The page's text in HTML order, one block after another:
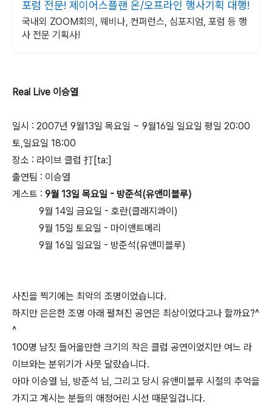
포럼 전문! 제이어스플랜 온/오프라인 행사기획 대행!
국내외 ZOOM회의, 웨비나, 컨퍼런스, 심포지엄, 포럼 등 행
사 전문 기획사!
Real Live 이승열
일시 : 2007년 9월13일 목요일 ~ 9월16일 일요일 평일 20:00
토,일요일 18:00
장소 : 라이브 클럽 打[ta:]
출연팀 : 이승열
게스트 : 9월 13일 목요일 - 방준석(유앤미블루)
9월 14일 금요일 - 호란(클래지콰이)
9월 15일 토요일 - 마이앤트메리
9월 16일 일요일 - 방준석(유앤미블루)
사진을 찍기에는 최악의 조명이었습니다.
하지만 은은한 조명 아래 펼쳐진 공연은 최상이었다고나 할까요?^
^
100명 남짓 들어올만한 크기의 작은 클럽 공연이었지만 여느 라
이브와는 분위기가 사뭇 달랐습니다.
아마 이승열 님, 방준석 님, 그리고 당시 유앤미블루 시절의 추억을
가지고 계시는 분들의 애정어린 시선 때문일겁니다.